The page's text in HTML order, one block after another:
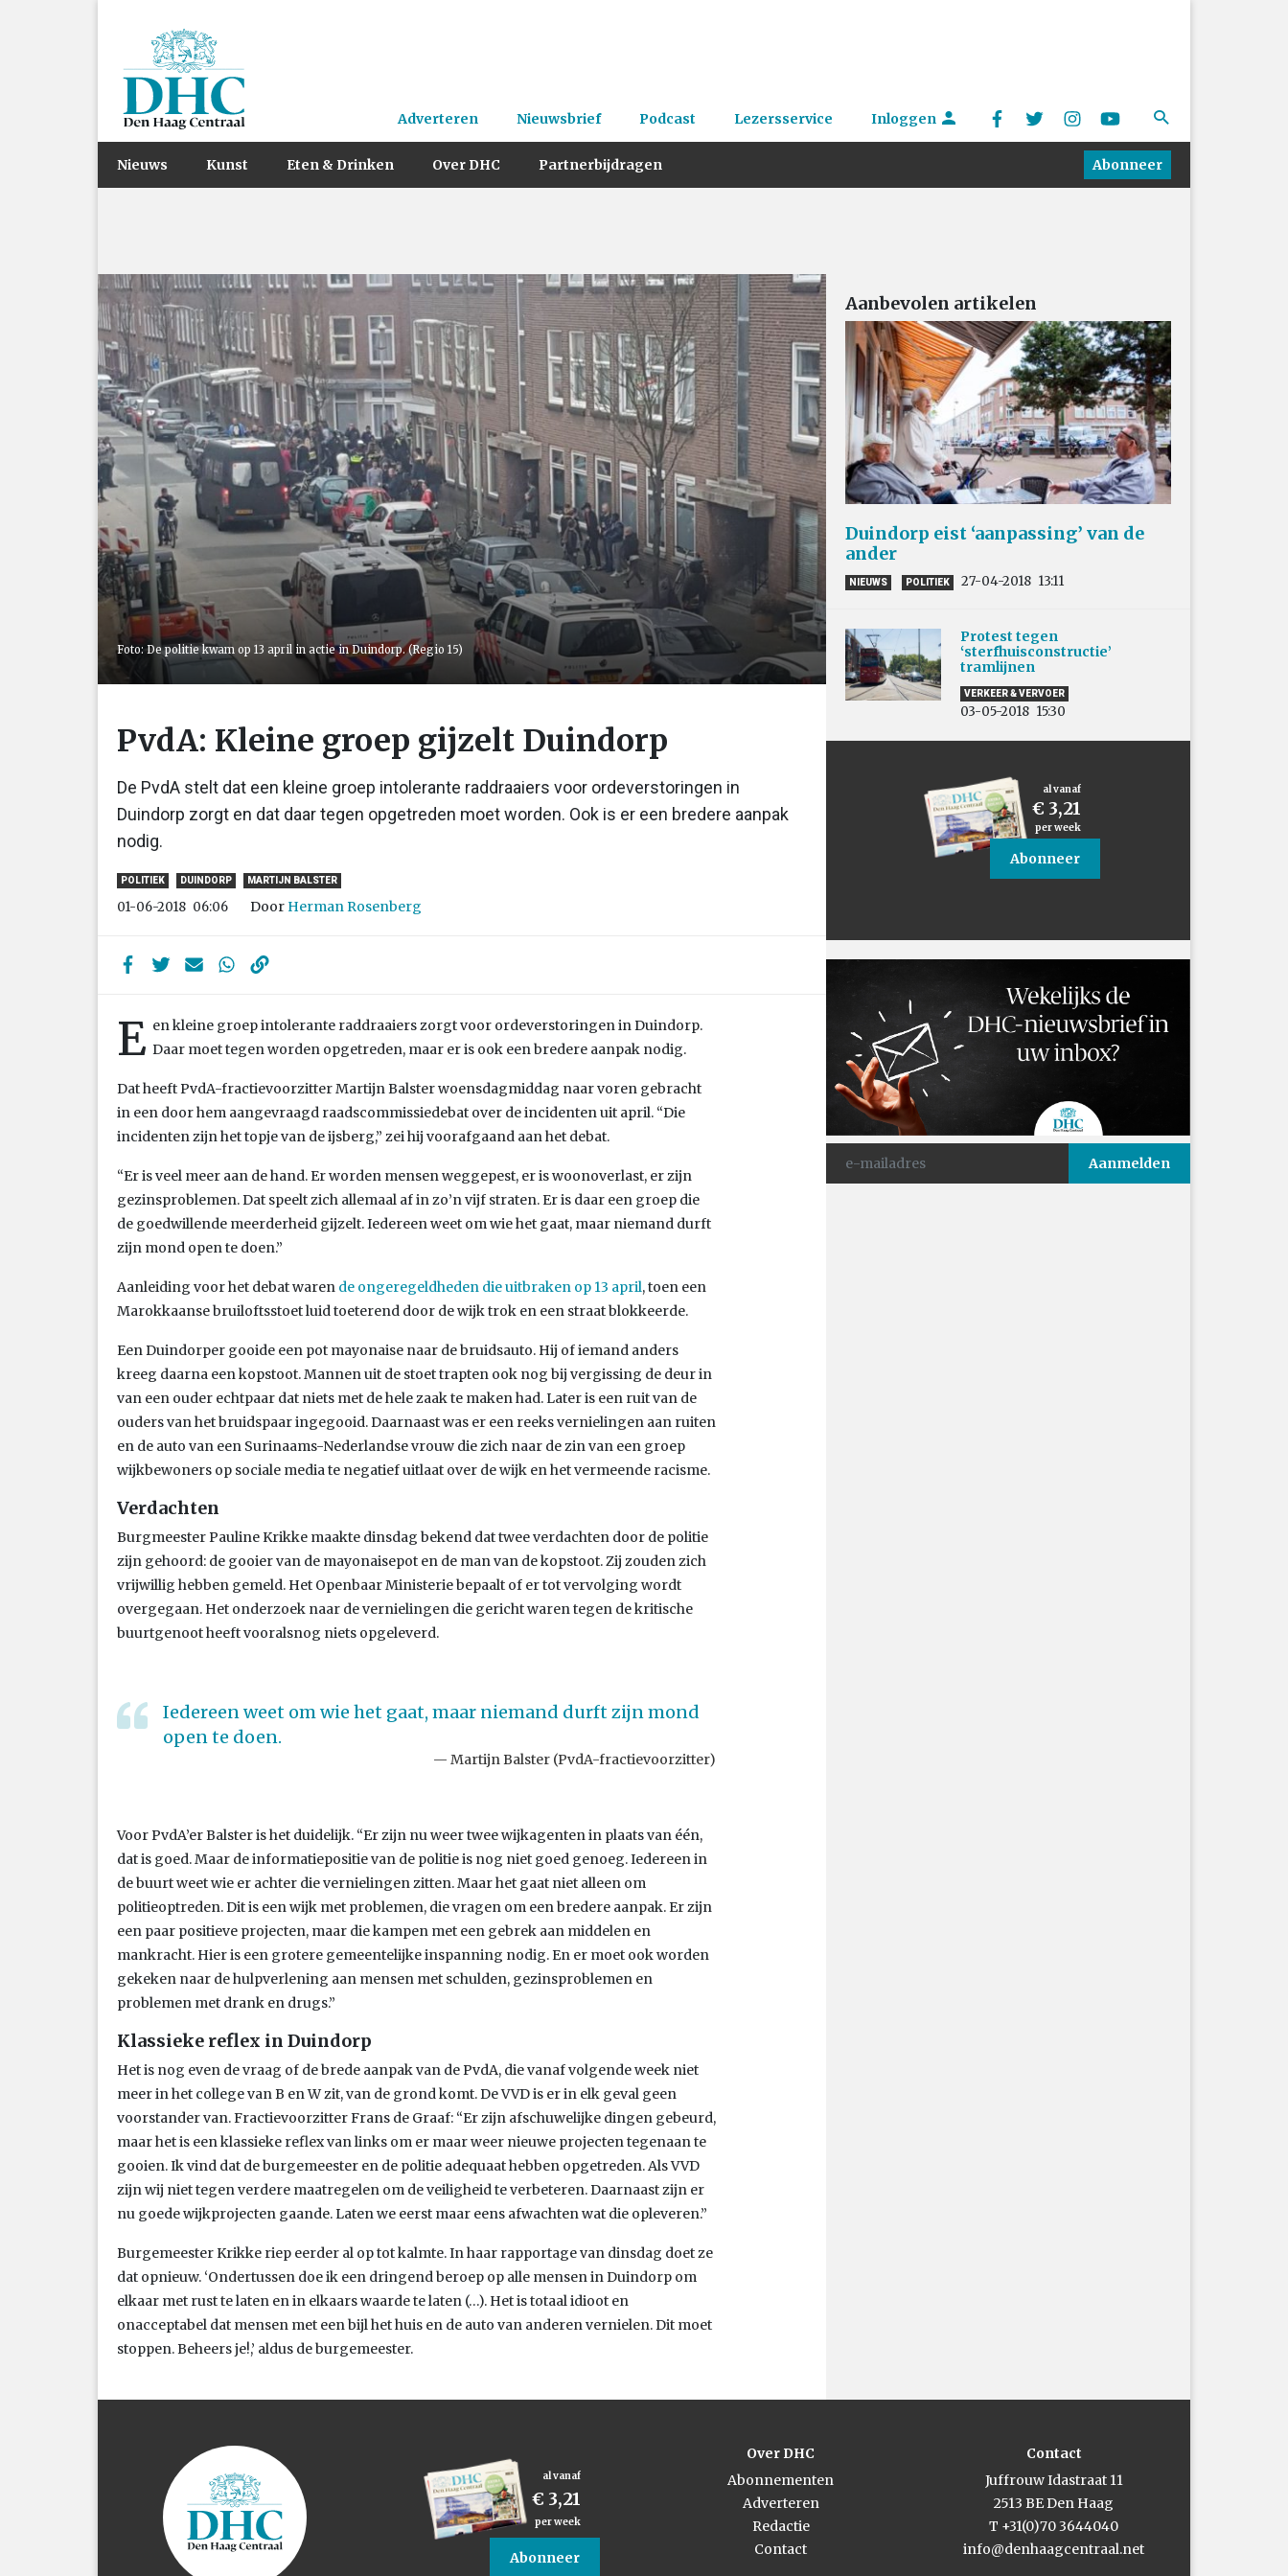
Adverteren Nieuwsbrief Podcast Lezersservice Inloggen
Nieuws Kunst Eten & Drinken Over DHC Partnerbijdragen Abonneer
Foto: De politie kwam op 13 april in actie in Duindorp. (Regio 15)
PvdA: Kleine groep gijzelt Duindorp
De PvdA stelt dat een kleine groep intolerante raddraaiers voor ordeverstoringen in
Duindorp zorgt en dat daar tegen opgetreden moet worden. Ook is er een bredere aanpak
nodig.
POLITIEK DUINDORP MARTIJN BALSTER
01-06-2018 06:06 Door Herman Rosenberg
E en kleine groep intolerante raddraaiers zorgt voor ordeverstoringen in Duindorp.
Daar moet tegen worden opgetreden, maar er is ook een bredere aanpak nodig.
Dat heeft PvdA-fractievoorzitter Martijn Balster woensdagmiddag naar voren gebracht
in een door hem aangevraagd raadscommissiedebat over de incidenten uit april. “Die
incidenten zijn het topje van de ijsberg,” zei hij voorafgaand aan het debat.
“Er is veel meer aan de hand. Er worden mensen weggepest, er is woonoverlast, er zijn
gezinsproblemen. Dat speelt zich allemaal af in zo’n vijf straten. Er is daar een groep die
de goedwillende meerderheid gijzelt. Iedereen weet om wie het gaat, maar niemand durft
zijn mond open te doen.”
Aanleiding voor het debat waren de ongeregeldheden die uitbraken op 13 april, toen een
Marokkaanse bruiloftsstoet luid toeterend door de wijk trok en een straat blokkeerde.
Een Duindorper gooide een pot mayonaise naar de bruidsauto. Hij of iemand anders
kreeg daarna een kopstoot. Mannen uit de stoet trapten ook nog bij vergissing de deur in
van een ouder echtpaar dat niets met de hele zaak te maken had. Later is een ruit van de
ouders van het bruidspaar ingegooid. Daarnaast was er een reeks vernielingen aan ruiten
en de auto van een Surinaams-Nederlandse vrouw die zich naar de zin van een groep
wijkbewoners op sociale media te negatief uitlaat over de wijk en het vermeende racisme.
Verdachten
Burgmeester Pauline Krikke maakte dinsdag bekend dat twee verdachten door de politie
zijn gehoord: de gooier van de mayonaisepot en de man van de kopstoot. Zij zouden zich
vrijwillig hebben gemeld. Het Openbaar Ministerie bepaalt of er tot vervolging wordt
overgegaan. Het onderzoek naar de vernielingen die gericht waren tegen de kritische
buurtgenoot heeft vooralsnog niets opgeleverd.
Iedereen weet om wie het gaat, maar niemand durft zijn mond
open te doen.
Martijn Balster (PvdA-fractievoorzitter)
Voor PvdA’er Balster is het duidelijk. “Er zijn nu weer twee wijkagenten in plaats van één,
dat is goed. Maar de informatiepositie van de politie is nog niet goed genoeg. Iedereen in
de buurt weet wie er achter die vernielingen zitten. Maar het gaat niet alleen om
politieoptreden. Dit is een wijk met problemen, die vragen om een bredere aanpak. Er zijn
een paar positieve projecten, maar die kampen met een gebrek aan middelen en
mankracht. Hier is een grotere gemeentelijke inspanning nodig. En er moet ook worden
gekeken naar de hulpverlening aan mensen met schulden, gezinsproblemen en
problemen met drank en drugs.”
Klassieke reflex in Duindorp
Het is nog even de vraag of de brede aanpak van de PvdA, die vanaf volgende week niet
meer in het college van B en W zit, van de grond komt. De VVD is er in elk geval geen
voorstander van. Fractievoorzitter Frans de Graaf: “Er zijn afschuwelijke dingen gebeurd,
maar het is een klassieke reflex van links om er maar weer nieuwe projecten tegenaan te
gooien. Ik vind dat de burgemeester en de politie adequaat hebben opgetreden. Als VVD
zijn wij niet tegen verdere maatregelen om de veiligheid te verbeteren. Daarnaast zijn er
nu goede wijkprojecten gaande. Laten we eerst maar eens afwachten wat die opleveren.”
Burgemeester Krikke riep eerder al op tot kalmte. In haar rapportage van dinsdag doet ze
dat opnieuw. ‘Ondertussen doe ik een dringend beroep op alle mensen in Duindorp om
elkaar met rust te laten en in elkaars waarde te laten (…). Het is totaal idioot en
onacceptabel dat mensen met een bijl het huis en de auto van anderen vernielen. Dit moet
stoppen. Beheers je!,’ aldus de burgemeester.
Aanbevolen artikelen
Duindorp eist ‘aanpassing’ van de
ander
NIEUWS POLITIEK 27-04-2018 13:11
Protest tegen
‘sterfhuisconstructie’
tramlijnen
VERKEER & VERVOER
03-05-2018 15:30
al vanaf
€ 3,21
per week
Abonneer
al vanaf
€ 3,21
per week
Abonneer
Over DHC
Abonnementen
Adverteren
Redactie
Contact
Contact
Juffrouw Idastraat 11
2513 BE Den Haag
T +31(0)70 3644040
info@denhaagcentraal.net